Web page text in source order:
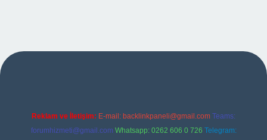
giriş
Reklam ve İletişim: E-mail: backlinkpaneli@gmail.com Teams:
forumhizmeti@gmail.com Whatsapp: 0262 606 0 726 Telegram: